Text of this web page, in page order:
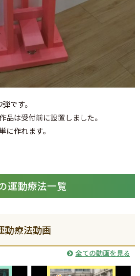
です。
品は受付前に設置しました。
に作れます。
運動療法一覧
動療法動画
全ての動画を見る